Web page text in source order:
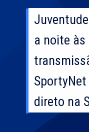
a noite
SportyNet
direto na
a noite
SportyNet
direto na